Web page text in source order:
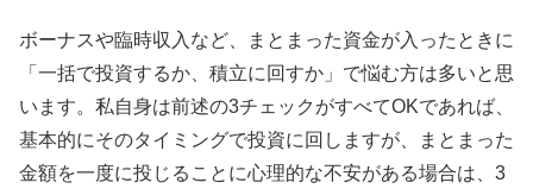
ボーナスや臨時収入など、まとまった資金が入ったときに
「一括で投資するか、積立に回すか」で悩む方は多いと思
います。私自身は前述の3チェックがすべてOKであれば、
基本的にそのタイミングで投資に回しますが、まとまった
金額を一度に投じることに心理的な不安がある場合は、3